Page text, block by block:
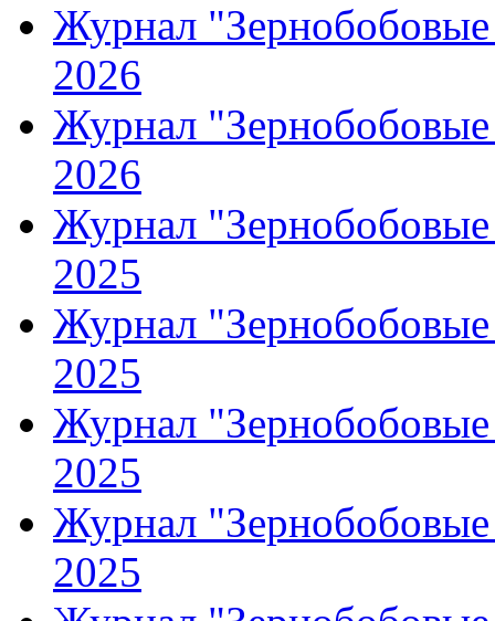
Журнал
2026
Журнал
2026
Журнал
2025
Журнал
2025
Журнал
2025
Журнал
2025